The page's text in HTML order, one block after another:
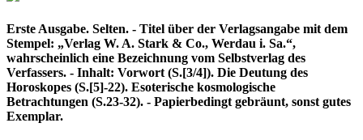
Erste Ausgabe. Selten. - Titel über der Verlagsangabe mit dem
Stempel: „Verlag W. A. Stark & Co., Werdau i. Sa.“,
wahrscheinlich eine Bezeichnung vom Selbstverlag des
Verfassers. - Inhalt: Vorwort (S.[3/4]). Die Deutung des
Horoskopes (S.[5]-22). Esoterische kosmologische
Betrachtungen (S.23-32). - Papierbedingt gebräunt, sonst gutes
Exemplar.